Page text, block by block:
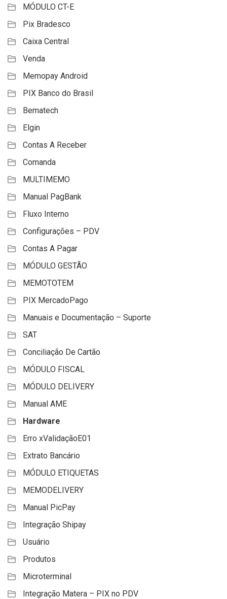
MÓDULO CT-E
Pix Bradesco
Caixa Central
Venda
Memopay Android
PIX Banco do Brasil
Bematech
Elgin
Contas A Receber
Comanda
MULTIMEMO
Manual PagBank
Fluxo Interno
Configurações – PDV
Contas A Pagar
MÓDULO GESTÃO
MEMOTOTEM
PIX MercadoPago
Manuais e Documentação – Suporte
SAT
Conciliação De Cartão
MÓDULO FISCAL
MÓDULO DELIVERY
Manual AME
Hardware
Erro xValidaçãoE01
Extrato Bancário
MÓDULO ETIQUETAS
MEMODELIVERY
Manual PicPay
Integração Shipay
Usuário
Produtos
Microterminal
Integração Matera – PIX no PDV